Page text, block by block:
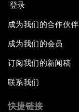
登录
成为我们的合作伙伴
成为我们的会员
订阅我们的新闻稿
联系我们
快捷链接